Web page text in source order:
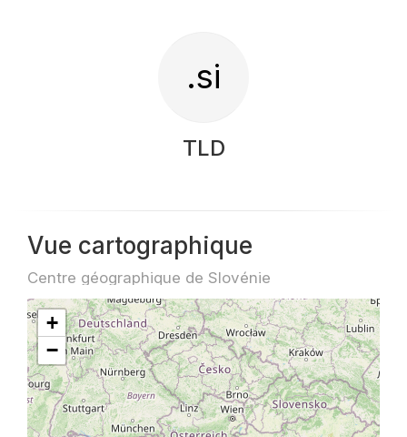
.si
TLD
Vue cartographique
Centre géographique de Slovénie
+
−